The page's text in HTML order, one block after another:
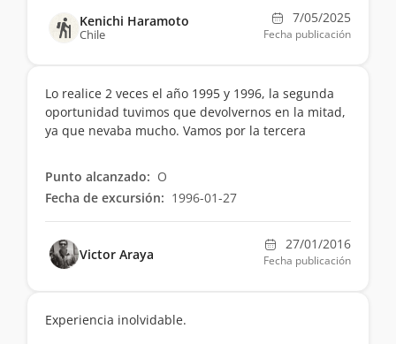
Kenichi Haramoto
Chile
7/05/2025
Fecha publicación
Lo realice 2 veces el año 1995 y 1996, la segunda
oportunidad tuvimos que devolvernos en la mitad,
ya que nevaba mucho. Vamos por la tercera
Punto alcanzado: O
Fecha de excursión: 1996-01-27
Victor Araya
27/01/2016
Fecha publicación
Experiencia inolvidable.